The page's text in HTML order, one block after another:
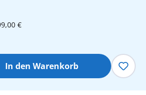
€
Gib den
In den Warenkorb